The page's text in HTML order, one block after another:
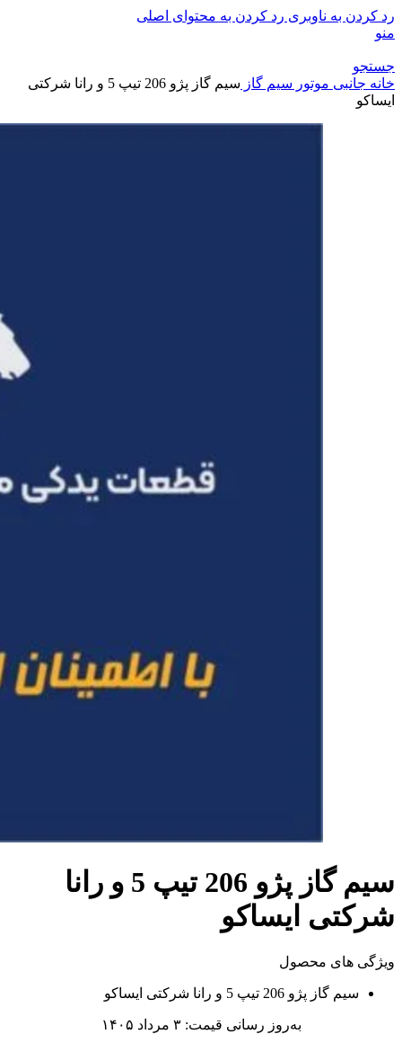
رد کردن به ناوبری رد کردن به محتوای اصلی
منو
جستجو
خانه جانبی موتور سیم گاز
سيم گاز پژو 206 تیپ 5 و رانا شرکتی
ایساکو
سيم گاز پژو 206 تیپ 5 و رانا
شرکتی ایساکو
ویژگی های محصول
سيم گاز پژو 206 تیپ 5 و رانا شرکتی ایساکو
به‌روز رسانی قیمت: ۳ مرداد ۱۴۰۵